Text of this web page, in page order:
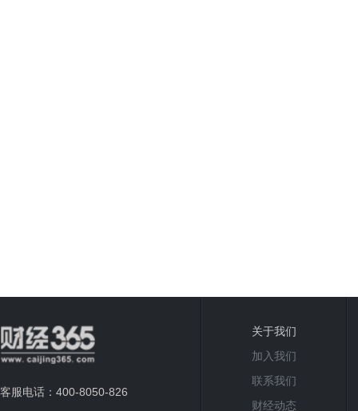
客服电话：400-8050-826
关于我们
加入我们
联系我们
财经动态